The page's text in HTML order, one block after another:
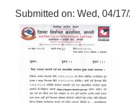
Submitted on: Wed, 04/